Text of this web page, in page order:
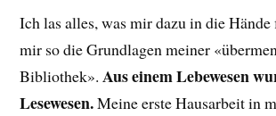
Ich las alles, was mir dazu in die
mir so die Grundlagen meiner
Bibliothek».Aus einem Lebewesen
Lesewesen.Meine erste Hausarbeit in